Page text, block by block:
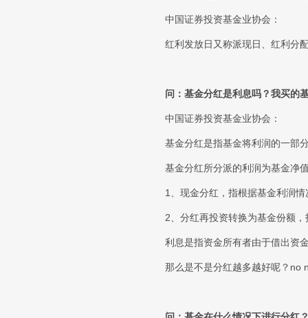
中国证券投资基金业协会：
红利发放日又称派现日、红利分
问：基金分红是利息吗？我买的
中国证券投资基金业协会：
基金分红是指基金将利润的一部
基金分红所分派的利润为基金净
1、现金分红，指根据基金利润
2、分红再投资转换为基金份额
利息是指资金所有者由于借出资
那么是不是分红越多越好呢？no